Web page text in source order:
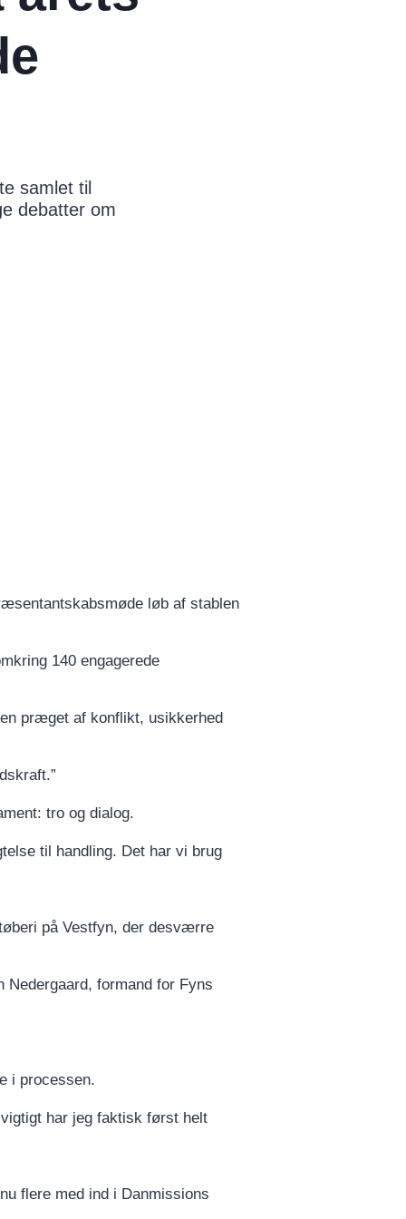
samlet til
debatter om
løb af stablen
140 engagerede
præget af konflikt, usikkerhed
tro og dialog.
til handling. Det har vi brug
på Vestfyn, der desværre
formand for Fyns
i processen.
har jeg faktisk først helt
flere med ind i Danmissions